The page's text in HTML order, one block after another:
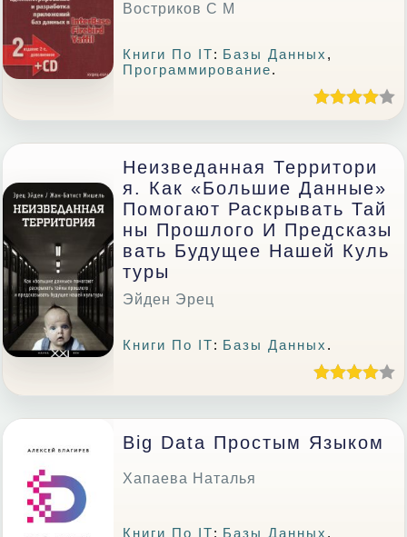
Востриков С М
Книги По IT: Базы Данных ,
Программирование.
Неизведанная Территори
Я. Как «большие Данные»
Помогают Раскрывать Тай
Ны Прошлого И Предсказы
Вать Будущее Нашей Куль
Туры
Эйден Эрец
Книги По IT: Базы Данных .
Big Data Простым Языком
Хапаева Наталья
Книги По IT: Базы Данных .